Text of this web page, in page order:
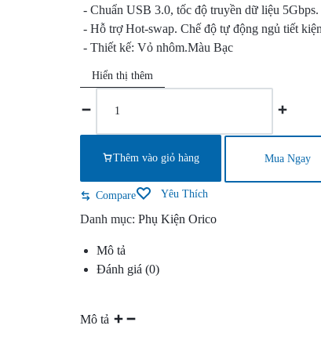
KHO
BÃI,
HỆ
THỐNG
CAMERA
GIÁM
SÁT
–
- Chuẩn USB 3.0, tốc độ truyền dữ liệu 5Gbps.
- Hỗ trợ Hot-swap. Chế độ tự động ngủ tiết
- Thiết kế: Vỏ nhôm.Màu Bạc
Hiển thị thêm
ĐỰNG
Ổ
CỨNG
quantity
Thêm vào giỏ hàng Mua Ngay
Compare Yêu Thích
Danh mục: Phụ Kiện Orico
Mô tả
Đánh giá (0)
Mô tả